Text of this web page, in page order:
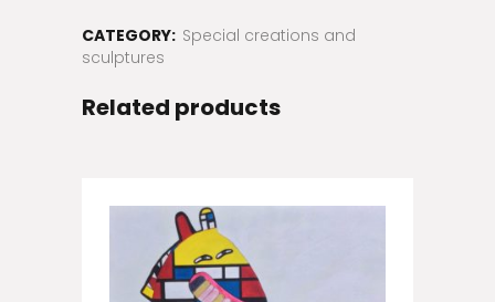
CATEGORY: Special creations and
sculptures
Related products